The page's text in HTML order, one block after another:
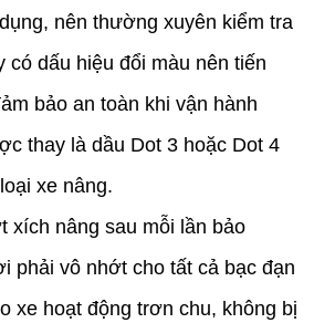
nên thường xuyên kiểm tra
có dấu hiệu đổi màu nên tiến
bảo an toàn khi vận hành
thay là dầu Dot 3 hoặc Dot 4
xe nâng.
xích nâng sau mỗi lần bảo
phải vô nhớt cho tất cả bạc đạn
xe hoạt động trơn chu, không bị